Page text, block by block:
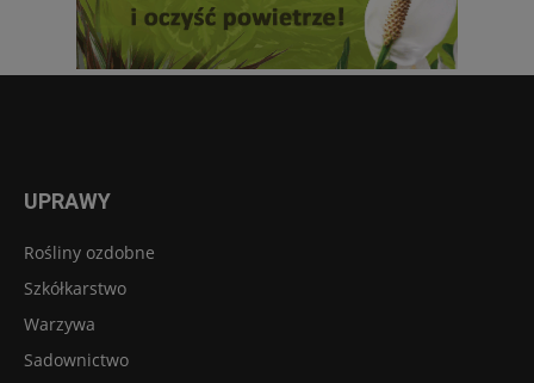
UPRAWY
Rośliny ozdobne
Szkółkarstwo
Warzywa
Sadownictwo